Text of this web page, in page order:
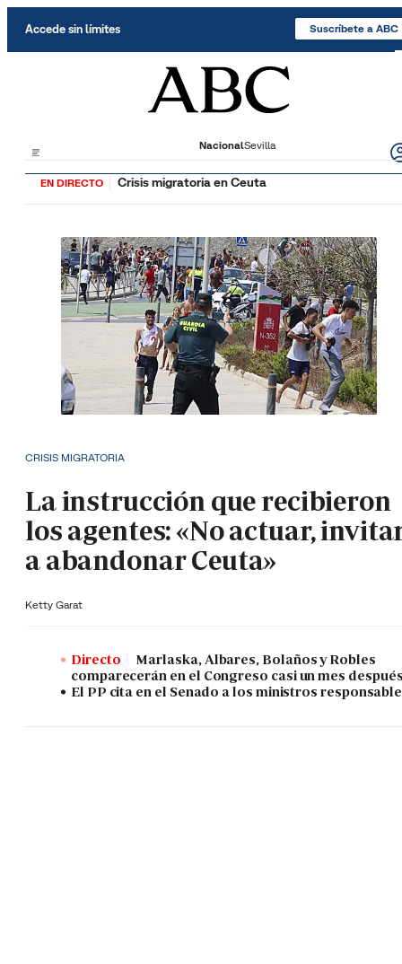
Accede sin límites Suscríbete a ABC
NacionalSevilla
EN DIRECTO Crisis migratoria en Ceuta
CRISIS MIGRATORIA
La instrucción que recibieron
los agentes: «No actuar,
a abandonar Ceuta»
Ketty Garat
Directo
Marlaska, Albares, Bolaños y Robles
comparecerán en el Congreso casi un mes
El PP cita en el Senado a los ministros